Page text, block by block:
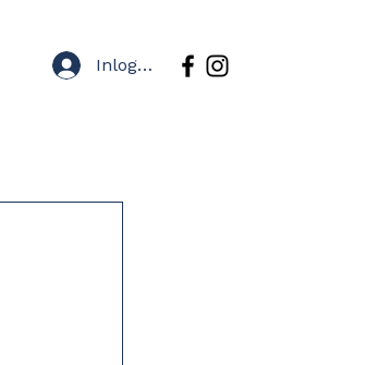
Inloggen